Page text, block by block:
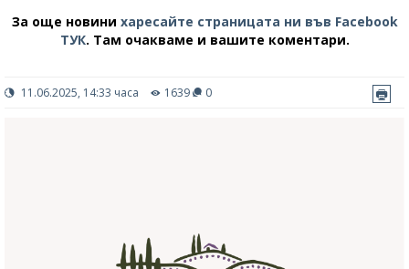
За още новини харесайте страницата ни във Facebook
ТУК. Там очакваме и вашите коментари.
11.06.2025, 14:33 часа 1639 0